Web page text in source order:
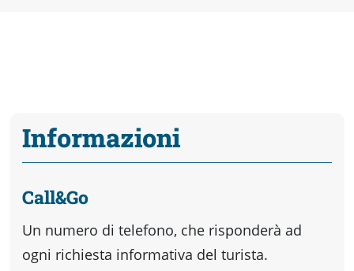
Informazioni
Call&Go
Un numero di telefono, che risponderà ad
ogni richiesta informativa del turista.